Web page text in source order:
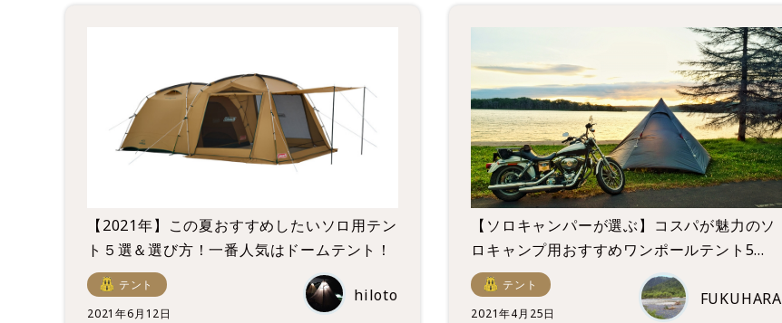
【2021年】この夏おすすめしたいソロ用テン
ト５選＆選び方！一番人気はドームテント！
テント
2021年6月12日
hiloto
【ソロキャンパーが選ぶ】コスパが魅力のソ
ロキャンプ用おすすめワンポールテント5
選！
テント
2021年4月25日
FUKUHARA